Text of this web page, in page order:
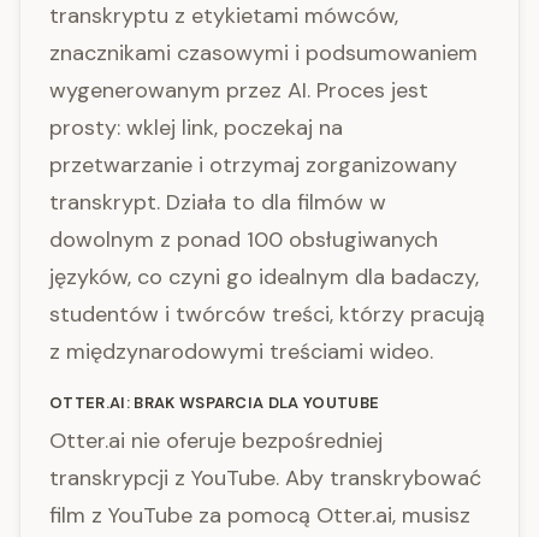
transkryptu z etykietami mówców,
znacznikami czasowymi i podsumowaniem
wygenerowanym przez AI. Proces jest
prosty: wklej link, poczekaj na
przetwarzanie i otrzymaj zorganizowany
transkrypt. Działa to dla filmów w
dowolnym z ponad 100 obsługiwanych
języków, co czyni go idealnym dla badaczy,
studentów i twórców treści, którzy pracują
z międzynarodowymi treściami wideo.
OTTER.AI: BRAK WSPARCIA DLA YOUTUBE
Otter.ai nie oferuje bezpośredniej
transkrypcji z YouTube. Aby transkrybować
film z YouTube za pomocą Otter.ai, musisz